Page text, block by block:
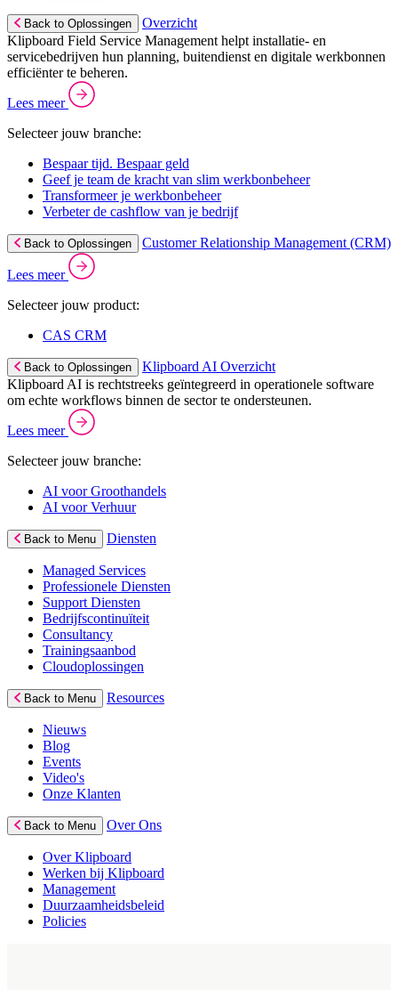
Back to Oplossingen
Overzicht
Klipboard Field Service Management helpt installatie- en
servicebedrijven hun planning, buitendienst en digitale werkbonnen
efficiënter te beheren.
Lees meer
Selecteer jouw branche:
Bespaar tijd. Bespaar geld
Geef je team de kracht van slim werkbonbeheer
Transformeer je werkbonbeheer
Verbeter de cashflow van je bedrijf
Back to Oplossingen Customer Relationship Management (CRM)
Lees meer
Selecteer jouw product:
CAS CRM
Back to Oplossingen
Klipboard AI Overzicht
Klipboard AI is rechtstreeks geïntegreerd in operationele software
om echte workflows binnen de sector te ondersteunen.
Lees meer
Selecteer jouw branche:
AI voor Groothandels
AI voor Verhuur
Back to Menu Diensten
Managed Services
Professionele Diensten
Support Diensten
Bedrijfscontinuïteit
Consultancy
Trainingsaanbod
Cloudoplossingen
Back to Menu Resources
Nieuws
Blog
Events
Video's
Onze Klanten
Back to Menu Over Ons
Over Klipboard
Werken bij Klipboard
Management
Duurzaamheidsbeleid
Policies